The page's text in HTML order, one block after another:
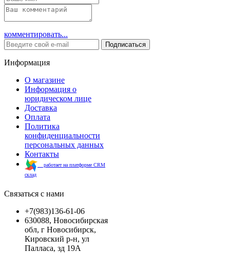
комментировать...
Подписаться
Информация
О магазине
Информация о
юридическом лице
Доставка
Оплата
Политика
конфиденциальности
персональных данных
Контакты
работает на платформе CRM
склад
Связаться с нами
+7(983)136-61-06
630088, Новосибирская
обл, г Новосибирск,
Кировский р-н, ул
Палласа, зд 19А